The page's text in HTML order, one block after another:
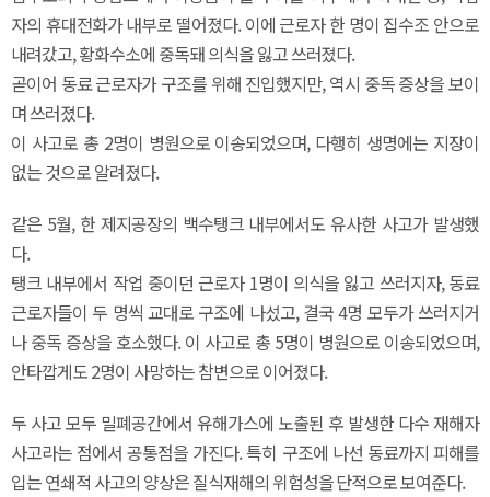
자의 휴대전화가 내부로 떨어졌다. 이에 근로자 한 명이 집수조 안으로
내려갔고, 황화수소에 중독돼 의식을 잃고 쓰러졌다.
곧이어 동료 근로자가 구조를 위해 진입했지만, 역시 중독 증상을 보이
며 쓰러졌다.
이 사고로 총 2명이 병원으로 이송되었으며, 다행히 생명에는 지장이
없는 것으로 알려졌다.
같은 5월, 한 제지공장의 백수탱크 내부에서도 유사한 사고가 발생했
다.
탱크 내부에서 작업 중이던 근로자 1명이 의식을 잃고 쓰러지자, 동료
근로자들이 두 명씩 교대로 구조에 나섰고, 결국 4명 모두가 쓰러지거
나 중독 증상을 호소했다. 이 사고로 총 5명이 병원으로 이송되었으며,
안타깝게도 2명이 사망하는 참변으로 이어졌다.
두 사고 모두 밀폐공간에서 유해가스에 노출된 후 발생한 다수 재해자
사고라는 점에서 공통점을 가진다. 특히 구조에 나선 동료까지 피해를
입는 연쇄적 사고의 양상은 질식재해의 위험성을 단적으로 보여준다.